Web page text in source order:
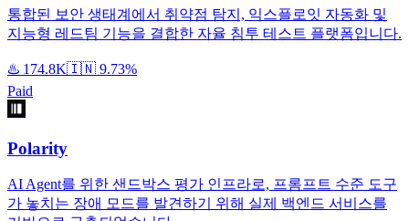
통합된 보안 생태계에서 취약점 탐지, 익스플로잇 자동화 및
지능형 레드팀 기능을 결합한 자율 침투 테스트 플랫폼입니다.
♨️ 174.8K🇮🇳 9.73%
Paid
Polarity
AI Agent를 위한 샌드박스 평가 인프라로, 프롬프트 수준 도구
가 놓치는 장애 모드를 발견하기 위해 실제 백엔드 서비스를